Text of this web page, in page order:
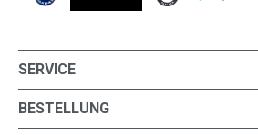
SERVICE
BESTELLUNG